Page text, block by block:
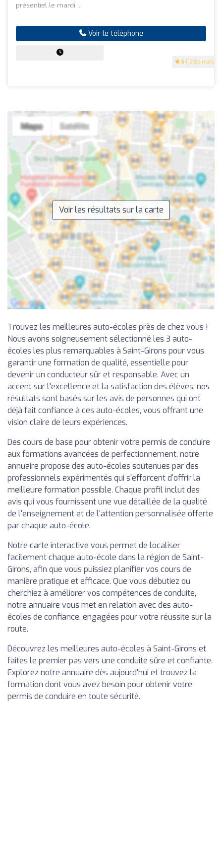
5 (12 Opinions)
présentiel le mardi ...
Voir le téléphone
Voir les résultats sur la carte
Trouvez les meilleures auto-écoles près de chez vous !
Nous avons soigneusement sélectionné les 3 auto-
écoles les plus remarquables à Saint-Girons pour vous
garantir une formation de qualité, essentielle pour
devenir un conducteur sûr et responsable. Avec un
accent sur l'excellence et la satisfaction des élèves, nos
résultats sont basés sur les avis de personnes qui ont
déjà fait confiance à ces auto-écoles, vous offrant une
vision claire de leurs expériences.
Des cours de base pour obtenir votre permis de conduire
aux formations avancées de perfectionnement, notre
annuaire propose des auto-écoles soutenues par des
professionnels expérimentés qui s'efforcent d'offrir la
meilleure formation possible. Chaque profil inclut des
avis qui vous fournissent une vue détaillée de la qualité
de l'enseignement et de l'attention personnalisée offerte
par chaque auto-école.
Notre carte interactive vous permet de localiser
facilement chaque auto-école dans la région de Saint-
Girons, afin que vous puissiez planifier vos cours de
manière pratique et efficace. Que vous débutiez ou
cherchiez à améliorer vos compétences de conduite,
notre annuaire vous met en relation avec des auto-
écoles de confiance, engagées pour votre réussite sur la
route.
Découvrez les meilleures auto-écoles à Saint-Girons et
faites le premier pas vers une conduite sûre et confiante.
Explorez notre annuaire dès aujourd'hui et trouvez la
formation dont vous avez besoin pour obtenir votre
permis de conduire en toute sécurité.